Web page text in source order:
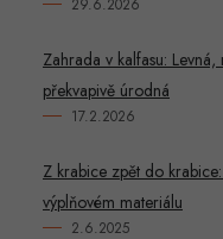
Zahrada v kalfasu: Levná,
překvapivě úrodná
17.2.2026
Z krabice zpět do
výplňovém materiálu
2.6.2025